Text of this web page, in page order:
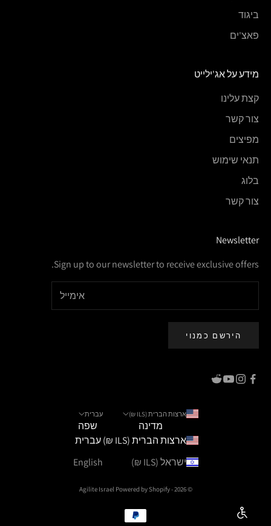
ביגוד
פאצ'ים
מידע על אג'ילייט
קצת עלינו
צור קשר
מפיצים
תנאי שימוש
בלוג
צור קשר
Newsletter
Sign up to our newsletter to receive exclusive offers.
הירשם כמנוי
ארצות הברית (ILS ₪)
מדינה
ארצות הברית (ILS ₪)
ישראל (ILS ₪)
עברית
שפה
עברית
English
© 2026 - Agilite Israel
Powered by Shopify
Enable Accessibility